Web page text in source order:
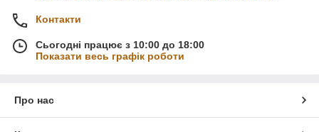
Контакти
Сьогодні працює з 10:00 до 18:00
Показати весь графік роботи
Про нас